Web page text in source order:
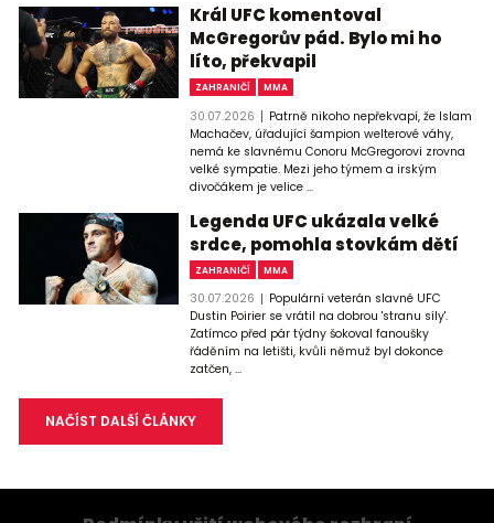
Král UFC komentoval
McGregorův pád. Bylo mi ho
líto, překvapil
ZAHRANIČÍ MMA
30.07.2026
Patrně nikoho nepřekvapí, že Islam
Machačev, úřadující šampion welterové váhy,
nemá ke slavnému Conoru McGregorovi zrovna
velké sympatie. Mezi jeho týmem a irským
divočákem je velice ...
Legenda UFC ukázala velké
srdce, pomohla stovkám dětí
ZAHRANIČÍ MMA
30.07.2026
Populární veterán slavné UFC
Dustin Poirier se vrátil na dobrou 'stranu síly'.
Zatímco před pár týdny šokoval fanoušky
řáděním na letišti, kvůli němuž byl dokonce
zatčen, ...
NAČÍST DALŠÍ ČLÁNKY